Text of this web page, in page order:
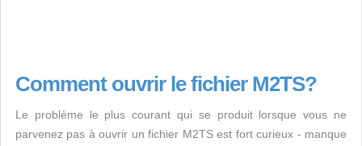
Comment ouvrir le fichier M2TS?
Le problème le plus courant qui se produit lorsque vous ne
parvenez pas à ouvrir un fichier M2TS est fort curieux - manque